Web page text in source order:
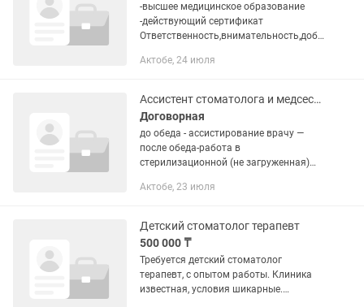
-высшее медицинское образование
-действующий сертификат
Ответственность,внимательность,добр
приветствуется
Актобе, 24 июля
Ассистент стоматолога и медсестра в цсо
Договорная
до обеда - ассистирование врачу —
после обеда-работа в
стерилизационной (не загруженная)
Актобе, 23 июля
Детский стоматолог терапевт
500 000 ₸
Требуется детский стоматолог
терапевт, с опытом работы. Клиника
известная, условия шикарные.